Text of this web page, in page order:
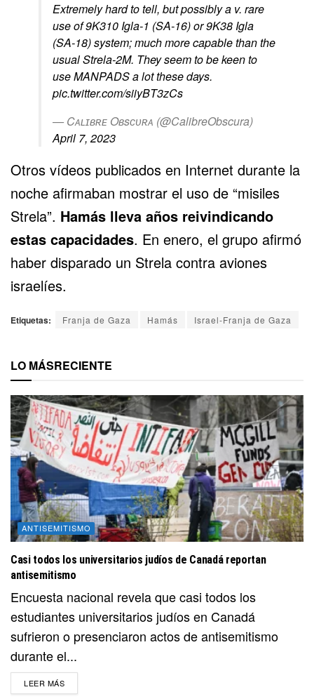
Extremely hard to tell, but possibly a v. rare
use of 9K310 Igla-1 (SA-16) or 9K38 Igla
(SA-18) system; much more capable than the
usual Strela-2M. They seem to be keen to
use MANPADS a lot these days.
pic.twitter.com/siiyBT3zCs
— Cᴀʟɪʙʀᴇ Oʙsᴄᴜʀᴀ (@CalibreObscura)
April 7, 2023
Otros vídeos publicados en Internet durante la
noche afirmaban mostrar el uso de “misiles
Strela”. Hamás lleva años reivindicando
estas capacidades. En enero, el grupo afirmó
haber disparado un Strela contra aviones
israelíes.
Etiquetas: Franja de Gaza Hamás Israel-Franja de Gaza
LO MÁSRECIENTE
ANTISEMITISMO
Casi todos los universitarios judíos de Canadá reportan
antisemitismo
Encuesta nacional revela que casi todos los
estudiantes universitarios judíos en Canadá
sufrieron o presenciaron actos de antisemitismo
durante el...
LEER MÁSDETAILS